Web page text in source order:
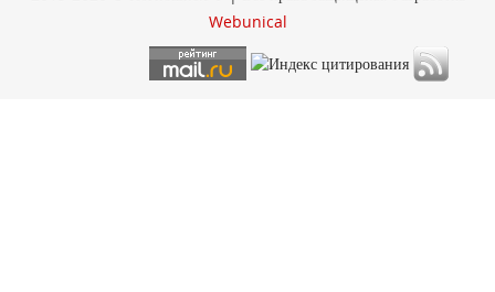
Webunical